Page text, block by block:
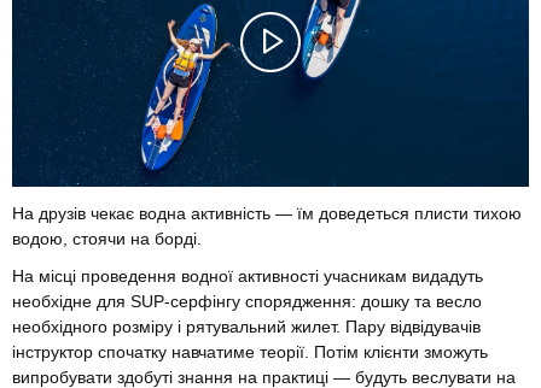
На друзів чекає водна активність — їм доведеться плисти тихою
водою, стоячи на борді.
На місці проведення водної активності учасникам видадуть
необхідне для SUP-серфінгу спорядження: дошку та весло
необхідного розміру і рятувальний жилет. Пару відвідувачів
інструктор спочатку навчатиме теорії. Потім клієнти зможуть
випробувати здобуті знання на практиці — будуть веслувати на